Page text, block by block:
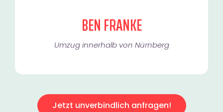
BEN FRANKE
Umzug innerhalb von Nürnberg​
Jetzt unverbindlich anfragen!